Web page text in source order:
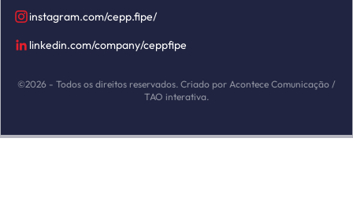
instagram.com/cepp.fipe/
linkedin.com/company/ceppfipe
©2026 - Todos os direitos reservados. Criado por Acontece Comunicação /
TAO interativa.